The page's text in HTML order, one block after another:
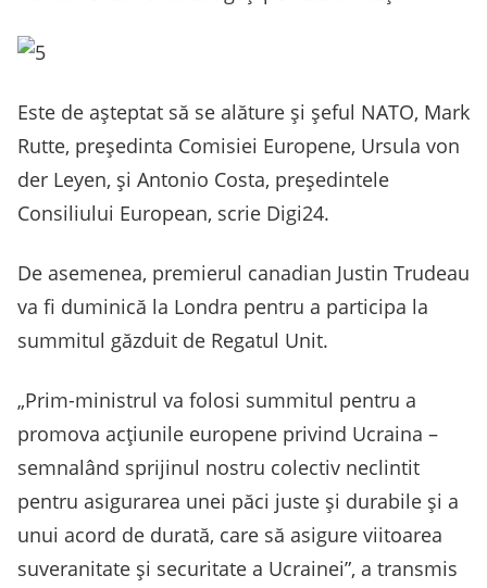
Este de așteptat să se alăture și șeful NATO, Mark
Rutte, președinta Comisiei Europene, Ursula von
der Leyen, și Antonio Costa, președintele
Consiliului European, scrie Digi24.
De asemenea, premierul canadian Justin Trudeau
va fi duminică la Londra pentru a participa la
summitul găzduit de Regatul Unit.
„Prim-ministrul va folosi summitul pentru a
promova acțiunile europene privind Ucraina –
semnalând sprijinul nostru colectiv neclintit
pentru asigurarea unei păci juste și durabile și a
unui acord de durată, care să asigure viitoarea
suveranitate și securitate a Ucrainei”, a transmis